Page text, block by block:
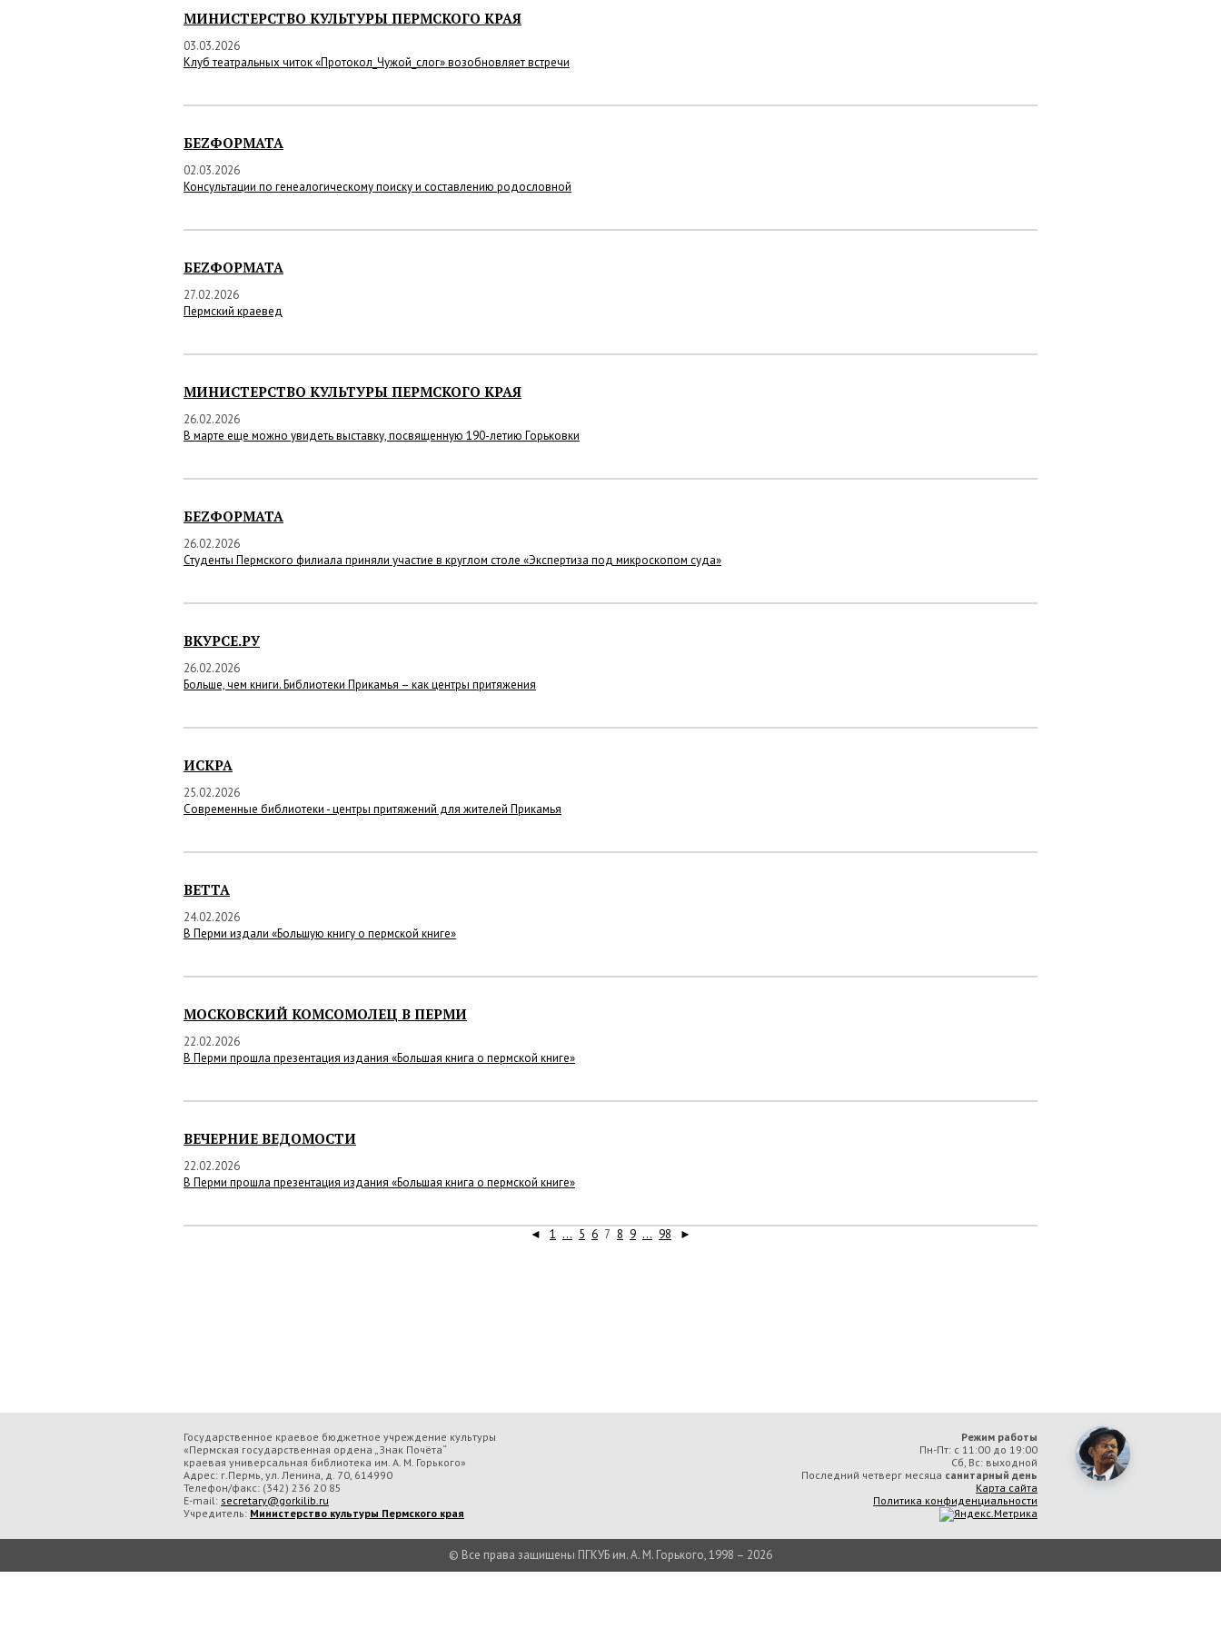
МИНИСТЕРСТВО КУЛЬТУРЫ ПЕРМСКОГО КРАЯ
03.03.2026
Клуб театральных читок «Протокол_Чужой_слог» возобновляет встречи
БЕZФОРМАТА
02.03.2026
Консультации по генеалогическому поиску и составлению родословной
БЕZФОРМАТА
27.02.2026
Пермский краевед
МИНИСТЕРСТВО КУЛЬТУРЫ ПЕРМСКОГО КРАЯ
26.02.2026
В марте еще можно увидеть выставку, посвященную 190-летию Горьковки
БЕZФОРМАТА
26.02.2026
Студенты Пермского филиала приняли участие в круглом столе «Экспертиза под микроскопом суда»
ВКУРСЕ.РУ
26.02.2026
Больше, чем книги. Библиотеки Прикамья – как центры притяжения
ИСКРА
25.02.2026
Современные библиотеки - центры притяжений для жителей Прикамья
ВЕТТА
24.02.2026
В Перми издали «Большую книгу о пермской книге»
МОСКОВСКИЙ КОМСОМОЛЕЦ В ПЕРМИ
22.02.2026
В Перми прошла презентация издания «Большая книга о пермской книге»
ВЕЧЕРНИЕ ВЕДОМОСТИ
22.02.2026
В Перми прошла презентация издания «Большая книга о пермской книге»
◄ 1 ... 5 6 7 8 9 ... 98 ►
Государственное краевое бюджетное учреждение культуры
«Пермская государственная ордена „Знак Почёта“
краевая универсальная библиотека им. А. М. Горького»
Адрес: г.Пермь, ул. Ленина, д. 70, 614990
Телефон/факс: (342) 236 20 85
E-mail: secretary@gorkilib.ru
Учредитель: Министерство культуры Пермского края
Режим работы
Пн-Пт: с 11:00 до 19:00
Сб, Вс: выходной
Последний четверг месяца санитарный день
Карта сайта
Политика конфиденциальности
© Все права защищены ПГКУБ им. А. М. Горького, 1998 – 2026
Во время посещения сайта Государственное краевое бюджетное учреждение культуры «Пермская государственная ордена „Знак Почёта“ краевая универсальная библиотека им. А. М. Горького» вы соглашаетесь с тем, что мы
обрабатываем данные с использованием метрических программ.